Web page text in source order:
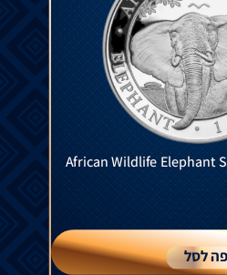
African Wildlife Elephant
לסל